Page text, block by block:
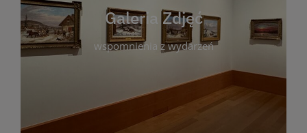
Galeria Zdjęć
wspomnienia z wydarzeń
i jej społeczność. Zdjęcia dokumentują zarówno
uroczyste chwile, jak i codzienne aktywności
czytelników. Regularnie dodajemy nowe galerie,
by każdy mógł powrócić do wyjątkowych
momentów. Zapraszamy do obejrzenia,
wspominania i inspirowania się!